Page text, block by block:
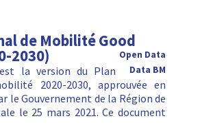
de Mobilité Good
2030)
Open Data
Data BM
la version du Plan
2020-2030, approuvée en
le Gouvernement de la Région de
le 25 mars 2021. Ce document